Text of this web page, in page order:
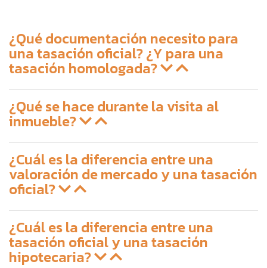
¿Qué documentación necesito para
una tasación oficial? ¿Y para una
tasación homologada?
¿Qué se hace durante la visita al
inmueble?
¿Cuál es la diferencia entre una
valoración de mercado y una tasación
oficial?
¿Cuál es la diferencia entre una
tasación oficial y una tasación
hipotecaria?